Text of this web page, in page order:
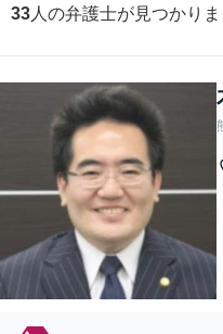
33 人の弁護士が見つかり